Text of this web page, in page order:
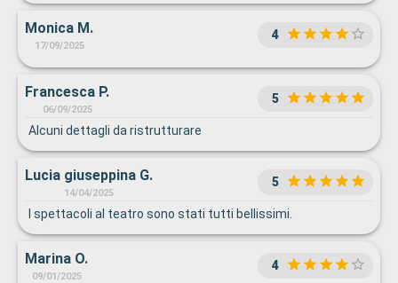
Monica M.
17/09/2025
4
Francesca P.
06/09/2025
5
Alcuni dettagli da ristrutturare
Lucia giuseppina G.
14/04/2025
5
I spettacoli al teatro sono stati tutti bellissimi.
Marina O.
09/01/2025
4